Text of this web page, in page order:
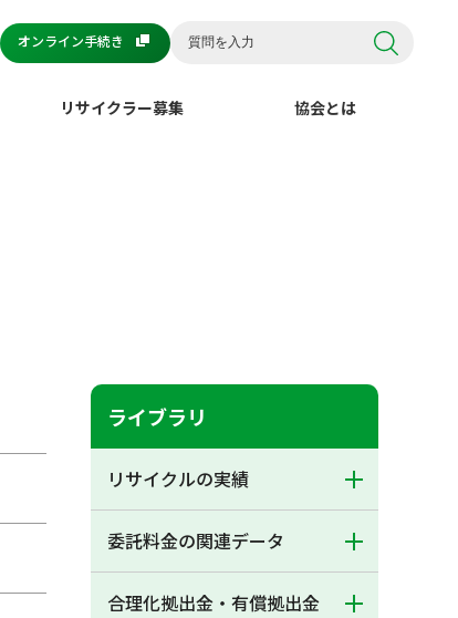
オンライン手続き
リサイクラー募集 協会とは
ライブラリ
リサイクルの実績
委託料金の関連データ
合理化拠出金・有償拠出金